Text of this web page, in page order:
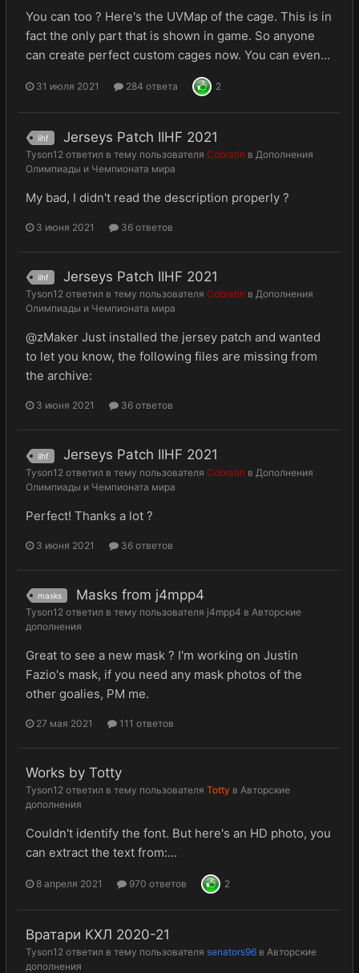
You can too ? Here's the UVMap of the cage. This is in
fact the only part that is shown in game. So anyone
can create perfect custom cages now. You can even...
31 июля 2021 284 ответа 2
iihf Jerseys Patch IIHF 2021
Tyson12 ответил в тему пользователя Cobratin в Дополнения
Олимпиады и Чемпионата мира
My bad, I didn't read the description properly ?
3 июня 2021 36 ответов
iihf Jerseys Patch IIHF 2021
Tyson12 ответил в тему пользователя Cobratin в Дополнения
Олимпиады и Чемпионата мира
@zMaker Just installed the jersey patch and wanted
to let you know, the following files are missing from
the archive:
3 июня 2021 36 ответов
iihf Jerseys Patch IIHF 2021
Tyson12 ответил в тему пользователя Cobratin в Дополнения
Олимпиады и Чемпионата мира
Perfect! Thanks a lot ?
3 июня 2021 36 ответов
masks Masks from j4mpp4
Tyson12 ответил в тему пользователя j4mpp4 в Авторские
дополнения
Great to see a new mask ? I'm working on Justin
Fazio's mask, if you need any mask photos of the
other goalies, PM me.
27 мая 2021 111 ответов
Works by Totty
Tyson12 ответил в тему пользователя Totty в Авторские
дополнения
Couldn't identify the font. But here's an HD photo, you
can extract the text from:...
8 апреля 2021 970 ответов 2
Вратари КХЛ 2020-21
Tyson12 ответил в тему пользователя senators96 в Авторские
дополнения